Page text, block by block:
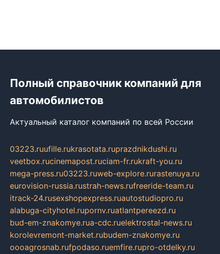
Полный справочник компаний для
автомобилистов
Актуальный каталог компаний по всей России
03223.ruufille.rukrasotata.ruprazdnikdushi.ru
veetbox.rucinemapost.ruciam-fr.rukraft-you.ru
mega-press.ru03223.ruweb-explore.rurastenuya.ru
eurovision-russia.rustrah-news.rufreeride-team.ru
itrack-24.rusexshopexpress.ruautostudiopro.ru
alabuga-cityhotel.rupornv.ruatlantpereezd.ru
bud-em-znakomye.rua-cdc.ruelektrostal-news.ru
korolevremont-market.rubudem-znakomye.ru
oooagrosnab.rufpodaso.ruemfire.rupro-otdelky.ru